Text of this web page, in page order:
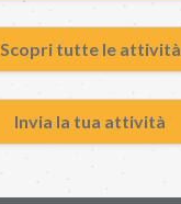
Scopri tutte le attività
Invia la tua attività